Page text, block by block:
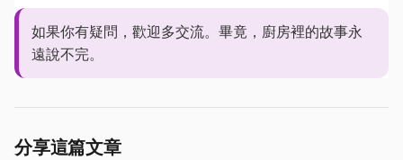
如果你有疑問，歡迎多交流。畢竟，廚房裡的故事永
遠說不完。
分享這篇文章